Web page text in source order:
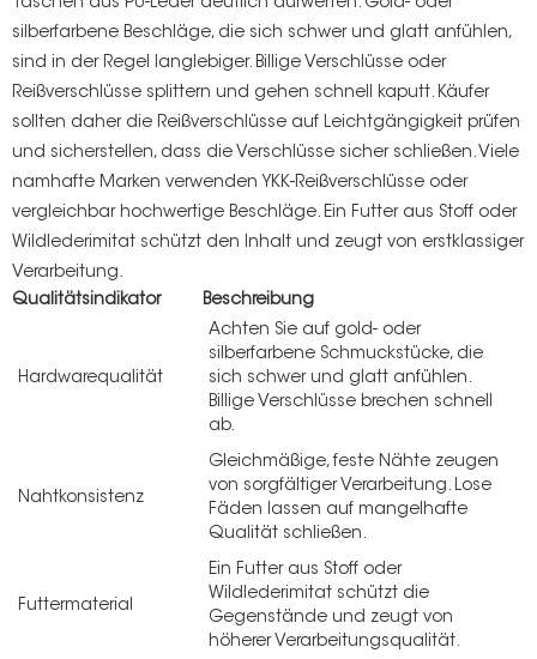
Taschen aus PU-Leder deutlich aufwerten. Gold- oder
silberfarbene Beschläge, die sich schwer und glatt anfühlen,
sind in der Regel langlebiger. Billige Verschlüsse oder
Reißverschlüsse splittern und gehen schnell kaputt. Käufer
sollten daher die Reißverschlüsse auf Leichtgängigkeit prüfen
und sicherstellen, dass die Verschlüsse sicher schließen. Viele
namhafte Marken verwenden YKK-Reißverschlüsse oder
vergleichbar hochwertige Beschläge. Ein Futter aus Stoff oder
Wildlederimitat schützt den Inhalt und zeugt von erstklassiger
Verarbeitung.
Qualitätsindikator
Beschreibung
Hardwarequalität
Achten Sie auf gold- oder
silberfarbene Schmuckstücke, die
sich schwer und glatt anfühlen.
Billige Verschlüsse brechen schnell
ab.
Nahtkonsistenz
Gleichmäßige, feste Nähte zeugen
von sorgfältiger Verarbeitung. Lose
Fäden lassen auf mangelhafte
Qualität schließen.
Futtermaterial
Ein Futter aus Stoff oder
Wildlederimitat schützt die
Gegenstände und zeugt von
höherer Verarbeitungsqualität.